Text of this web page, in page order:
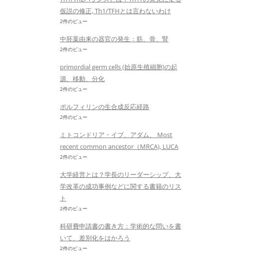
仮説の修正, Th1/TFHとは言わないわけ
2件のビュー
中胚葉由来の器官の発生：筋、骨、腎
2件のビュー
primordial germ cells (始原生殖細胞)の起
源、移動、分化
2件のビュー
ポルフィリンの生合成反応経路
2件のビュー
ミトコンドリア・イブ、アダム、 Most
recent common ancestor（MRCA), LUCA
2件のビュー
大学経営とは？学長のリーダーシップ、大
学改革の成功事例などに関する書籍のリス
ト
2件のビュー
科研費申請書の書き方：学術的な問いを書
いて、差別化をはかろう
2件のビュー